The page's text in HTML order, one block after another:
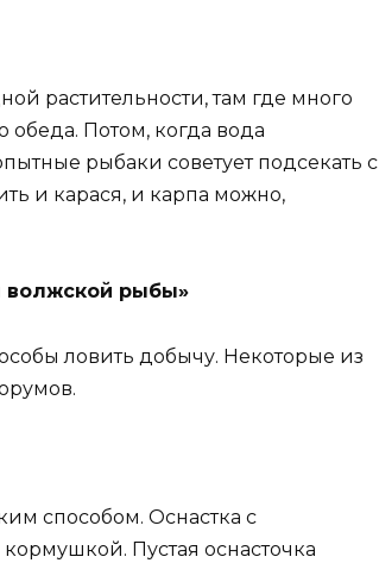
растительности, там где много
обеда. Потом, когда вода
рыбаки советует подсекать с
и карася, и карпа можно,
волжской рыбы»
ловить добычу. Некоторые из
способом. Оснастка с
Пустая оснасточка